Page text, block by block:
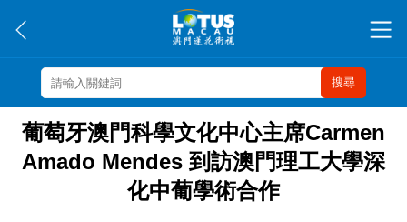
搜尋
葡萄牙澳門科學文化中心主席Carmen
Amado Mendes 到訪澳門理工大學深
化中葡學術合作